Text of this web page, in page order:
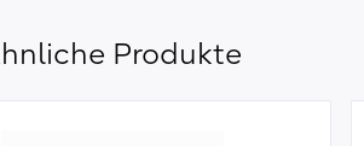
Produkte